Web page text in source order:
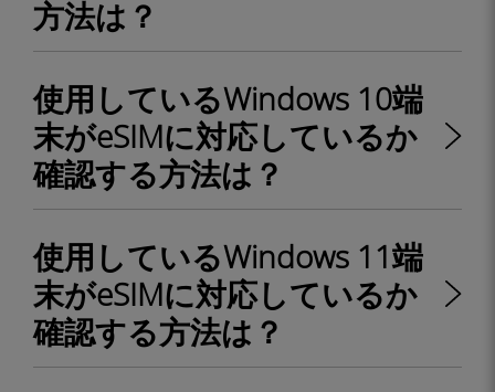
方法は？
使用しているWindows 10端
末がeSIMに対応しているか
確認する方法は？
使用しているWindows 11端
末がeSIMに対応しているか
確認する方法は？